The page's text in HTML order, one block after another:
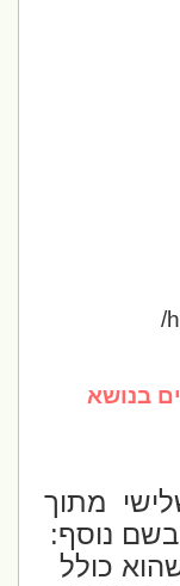
בנושא
מתוך
נוסף:
כולל